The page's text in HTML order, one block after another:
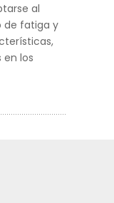
al
de fatiga y
en los